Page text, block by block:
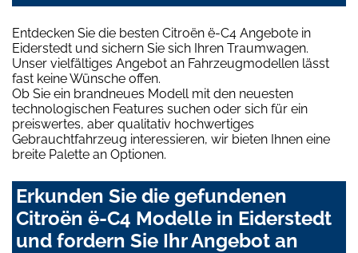
Entdecken Sie die besten Citroën ë-C4 Angebote in
Eiderstedt und sichern Sie sich Ihren Traumwagen.
Unser vielfältiges Angebot an Fahrzeugmodellen lässt
fast keine Wünsche offen.
Ob Sie ein brandneues Modell mit den neuesten
technologischen Features suchen oder sich für ein
preiswertes, aber qualitativ hochwertiges
Gebrauchtfahrzeug interessieren, wir bieten Ihnen eine
breite Palette an Optionen.
Erkunden Sie die gefundenen
Citroën ë-C4 Modelle in Eiderstedt
und fordern Sie Ihr Angebot an